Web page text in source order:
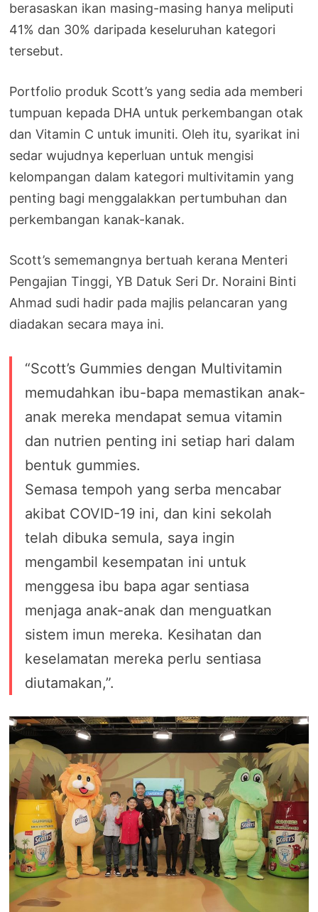
berasaskan ikan masing-masing hanya meliputi
41% dan 30% daripada keseluruhan kategori
tersebut.
Portfolio produk Scott’s yang sedia ada memberi
tumpuan kepada DHA untuk perkembangan otak
dan Vitamin C untuk imuniti. Oleh itu, syarikat ini
sedar wujudnya keperluan untuk mengisi
kelompangan dalam kategori multivitamin yang
penting bagi menggalakkan pertumbuhan dan
perkembangan kanak-kanak.
Scott’s sememangnya bertuah kerana Menteri
Pengajian Tinggi, YB Datuk Seri Dr. Noraini Binti
Ahmad sudi hadir pada majlis pelancaran yang
diadakan secara maya ini.
“Scott’s Gummies dengan Multivitamin
memudahkan ibu-bapa memastikan anak-
anak mereka mendapat semua vitamin
dan nutrien penting ini setiap hari dalam
bentuk gummies.
Semasa tempoh yang serba mencabar
akibat COVID-19 ini, dan kini sekolah
telah dibuka semula, saya ingin
mengambil kesempatan ini untuk
menggesa ibu bapa agar sentiasa
menjaga anak-anak dan menguatkan
sistem imun mereka. Kesihatan dan
keselamatan mereka perlu sentiasa
diutamakan,”.